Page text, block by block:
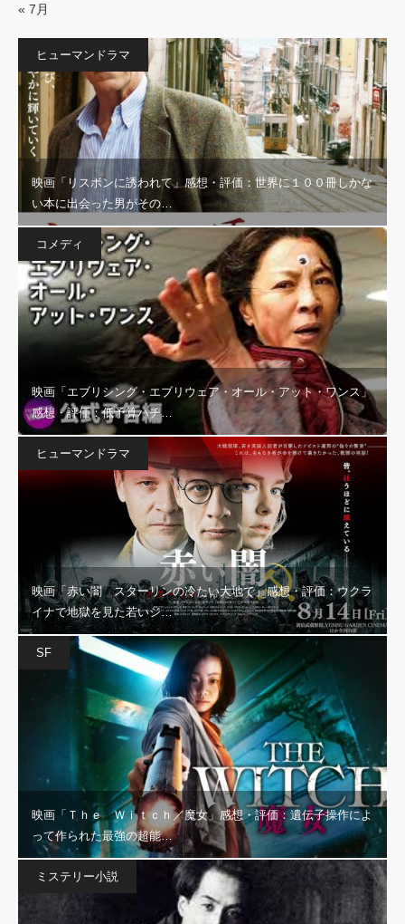
« 7月
ヒューマンドラマ
映画「リスボンに誘われて」感想・評価：世界に１００冊しかな
い本に出会った男がその…
コメディ
映画「エブリシング・エブリウェア・オール・アット・ワンス」
感想・評価：低予算ハチ…
ヒューマンドラマ
映画「赤い闇 スターリンの冷たい大地で」感想・評価：ウクラ
イナで地獄を見た若いジ…
SF
映画「Ｔｈｅ Ｗｉｔｃｈ／魔女」感想・評価：遺伝子操作によ
って作られた最強の超能…
ミステリー小説